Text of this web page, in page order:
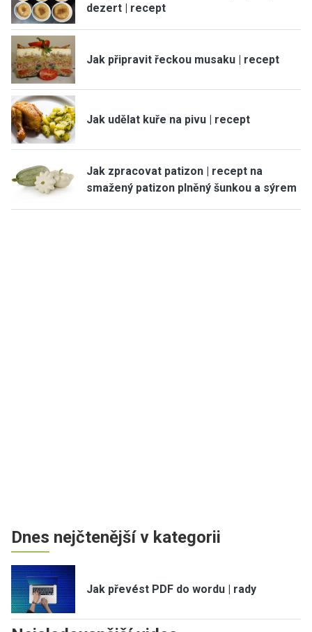
dezert | recept
Jak připravit řeckou musaku | recept
Jak udělat kuře na pivu | recept
Jak zpracovat patizon | recept na
smažený patizon plněný šunkou a sýrem
Dnes nejčtenější v kategorii
Jak převést PDF do wordu | rady